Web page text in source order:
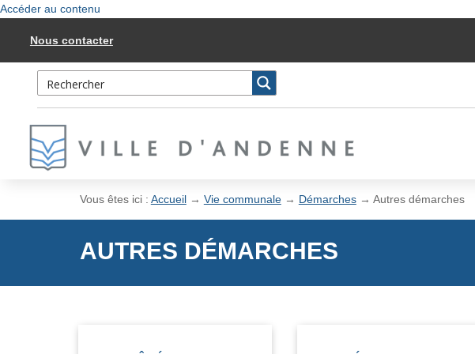
Accéder au contenu
Nous contacter
Vous êtes ici : Accueil→ Vie communale→ Démarches→ Autres démarches
AUTRES DÉMARCHES